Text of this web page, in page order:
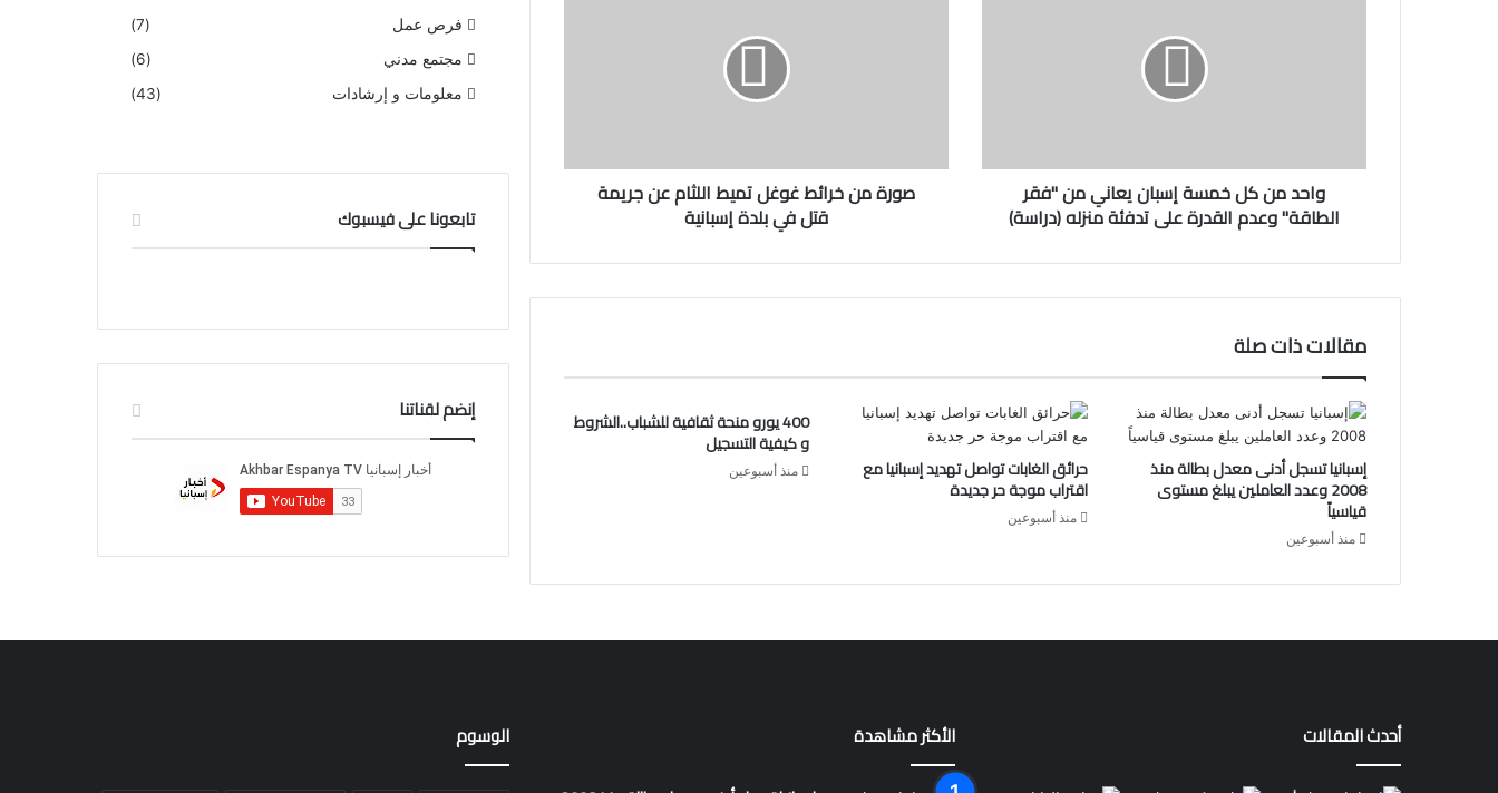
واحد من كل خمسة إسبان يعاني من "فقر
الطاقة" وعدم القدرة على تدفئة منزله (دراسة)
صورة من خرائط غوغل تميط اللثام عن جريمة
قتل في بلدة إسبانية
مقالات ذات صلة
إسبانيا تسجل أدنى معدل بطالة منذ
2008 وعدد العاملين يبلغ مستوى
قياسياً
منذ أسبوعين
حرائق الغابات تواصل تهديد إسبانيا مع
اقتراب موجة حر جديدة
منذ أسبوعين
400 يورو منحة ثقافية للشباب..الشروط
و كيفية التسجيل
منذ أسبوعين
فرص عمل
(7)
مجتمع مدني
(6)
معلومات و إرشادات
(43)
تابعونا على فيسبوك
إنضم لقناتنا
أحدث المقالات الأكثر مشاهدة الوسوم